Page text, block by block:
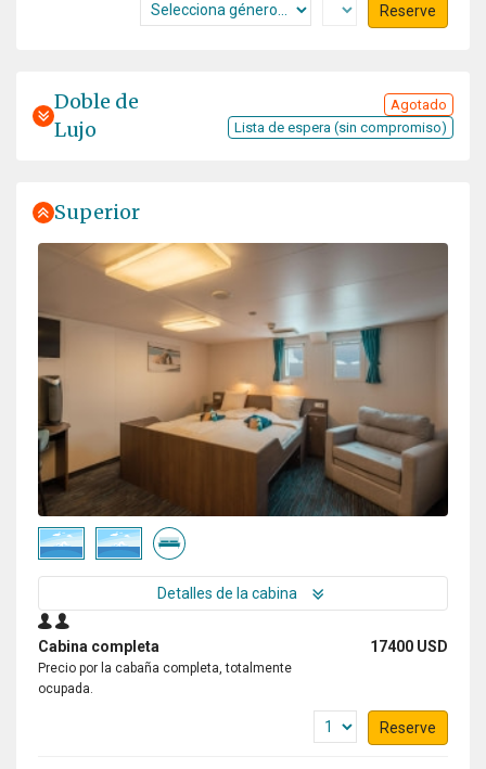
Reserve
Doble de
Lujo
Agotado
Lista de espera (sin compromiso)
Superior
Detalles de la cabina
Cabina completa 17400 USD
Precio por la cabaña completa, totalmente
ocupada.
Reserve